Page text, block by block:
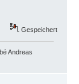
Gespeichert
Andreas